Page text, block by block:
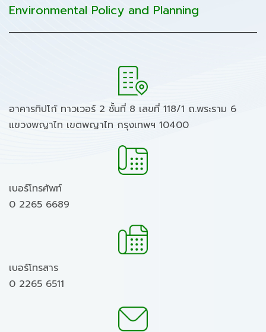
Environmental Policy and Planning
อาคารทิปโก้ ทาวเวอร์ 2 ชั้นที่ 8 เลขที่ 118/1 ถ.พระราม 6
แขวงพญาไท เขตพญาไท กรุงเทพฯ 10400
เบอร์โทรศัพท์
0 2265 6689
เบอร์โทรสาร
0 2265 6511